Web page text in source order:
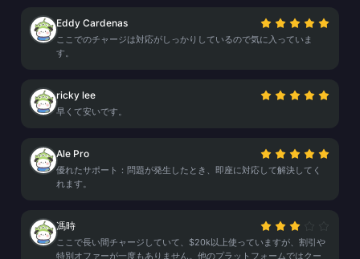
Eddy Cardenas
ここでのチャージは対応がしっかりしているので気に入っていま
す。
ricky lee
早くて安いです。
Ale Pro
優れたサポート：問題が発生したとき、即座に対応して解決してく
れます。
馮時
ここで長い間チャージしていて、$20k以上使っていますが、割引や
特別オファーが一度もありません。他のプラットフォームではクー